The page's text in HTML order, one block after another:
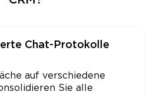
Chat-Protokolle
auf verschiedene
Sie alle